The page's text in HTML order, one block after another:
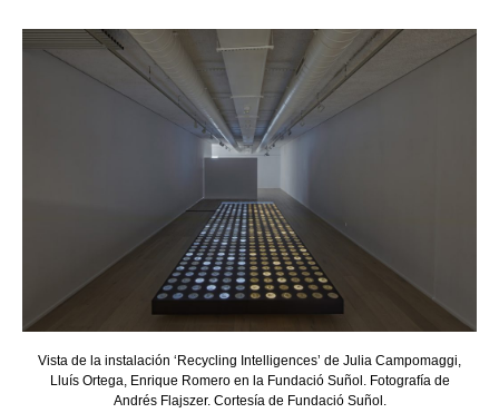
Vista de la instalación ‘Recycling Intelligences’ de Julia Campomaggi,
Lluís Ortega, Enrique Romero en la Fundació Suñol. Fotografía de
Andrés Flajszer. Cortesía de Fundació Suñol.